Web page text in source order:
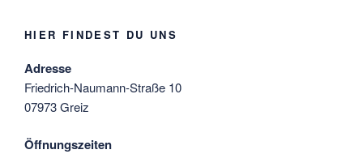
HIER FINDEST DU UNS
Adresse
Friedrich-Naumann-Straße 10
07973 Greiz
Öffnungszeiten